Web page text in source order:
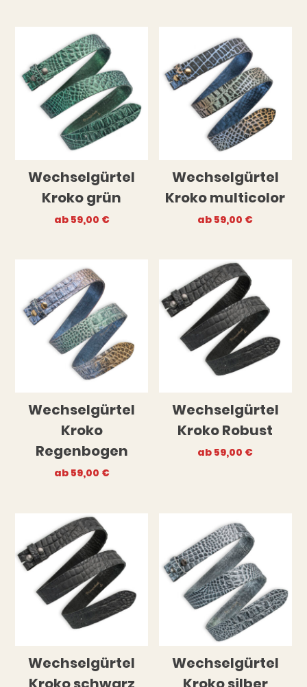
Wechselgürtel
Kroko grün
ab 59,00 €
Wechselgürtel
Kroko multicolor
ab 59,00 €
Wechselgürtel
Kroko
Regenbogen
ab 59,00 €
Wechselgürtel
Kroko Robust
ab 59,00 €
Wechselgürtel
Wechselgürtel